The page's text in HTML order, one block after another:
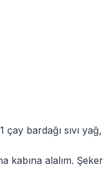
çay bardağı sıvı
kabına alalım.